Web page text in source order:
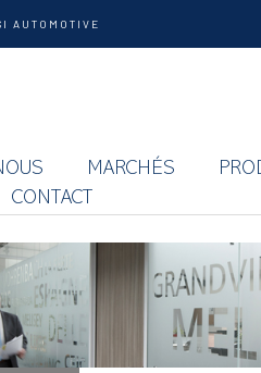
AUTOMOTIVE
MARCHÉS
CONTACT